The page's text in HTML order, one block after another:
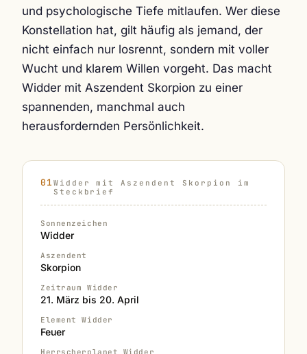
und psychologische Tiefe mitlaufen. Wer diese
Konstellation hat, gilt häufig als jemand, der
nicht einfach nur losrennt, sondern mit voller
Wucht und klarem Willen vorgeht. Das macht
Widder mit Aszendent Skorpion zu einer
spannenden, manchmal auch
herausfordernden Persönlichkeit.
Widder mit Aszendent Skorpion im
Steckbrief
Sonnenzeichen
Widder
Aszendent
Skorpion
Zeitraum Widder
21. März bis 20. April
Element Widder
Feuer
Herrscherplanet Widder